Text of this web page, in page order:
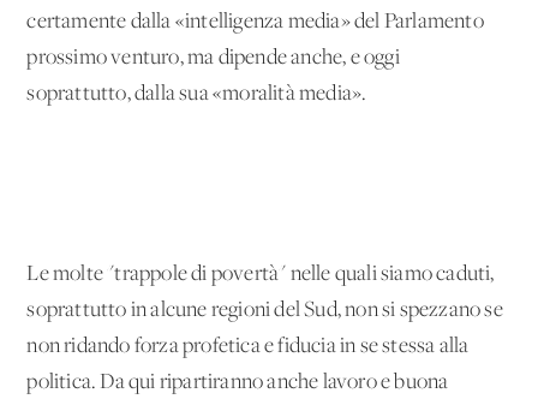
certamente dalla «intelligenza media» del Parlamento
prossimo venturo, ma dipende anche, e oggi
soprattutto, dalla sua «moralità media».
Le molte "trappole di povertà" nelle quali siamo caduti,
soprattutto in alcune regioni del Sud, non si spezzano se
non ridando forza profetica e fiducia in se stessa alla
politica. Da qui ripartiranno anche lavoro e buona